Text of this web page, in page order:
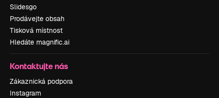
Slidesgo
Prodávejte obsah
Tisková místnost
Hledáte magnific.ai
Kontaktujte nás
Zákaznická podpora
Instagram